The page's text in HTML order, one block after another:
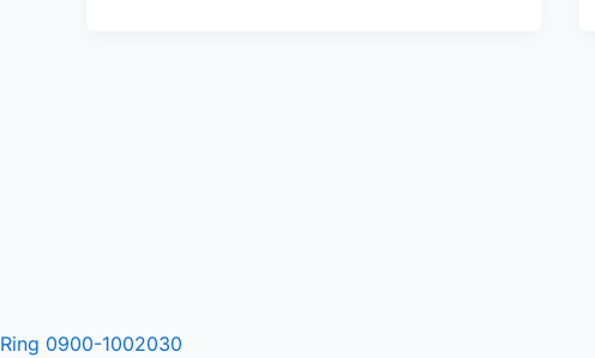
Ring 0900-1002030